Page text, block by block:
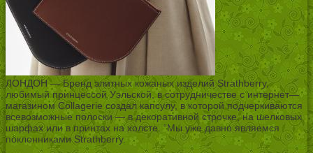
ЛОНДОН — Бренд элитных кожаных изделий Strathberry,
любимый принцессой Уэльской, в сотрудничестве с интернет—
магазином Collagerie создал капсулу, в которой подчеркиваются
всевозможные полоски — в декоративной строчке, на шелковых
шарфах или в принтах на холсте. “Мы уже давно являемся
поклонниками Strathberry.